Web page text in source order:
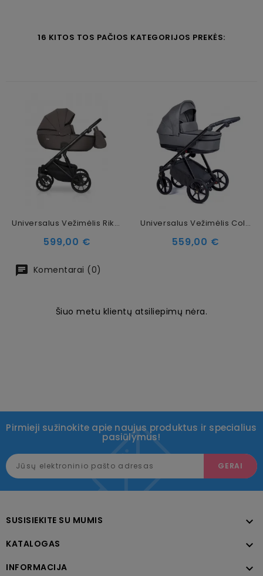
16 KITOS TOS PAČIOS KATEGORIJOS PREKĖS:
Universalus Vežimėlis Riko Basic Montana 2in1, 01 Taupe
Kaina
599,00 €
Universalus Vežimėlis Coletto Axiss 2in1, Juodos Spalvos Važiuoklė AX-03
Kaina
559,00 €
Komentarai (0)
Šiuo metu klientų atsiliepimų nėra.
Pirmieji sužinokite apie naujus produktus ir specialius
pasiūlymus!
SUSISIEKITE SU MUMIS 
KATALOGAS 
INFORMACIJA 